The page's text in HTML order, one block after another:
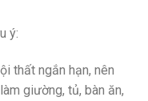
ý:
thất ngắn hạn, nên
giường, tủ, bàn ăn,